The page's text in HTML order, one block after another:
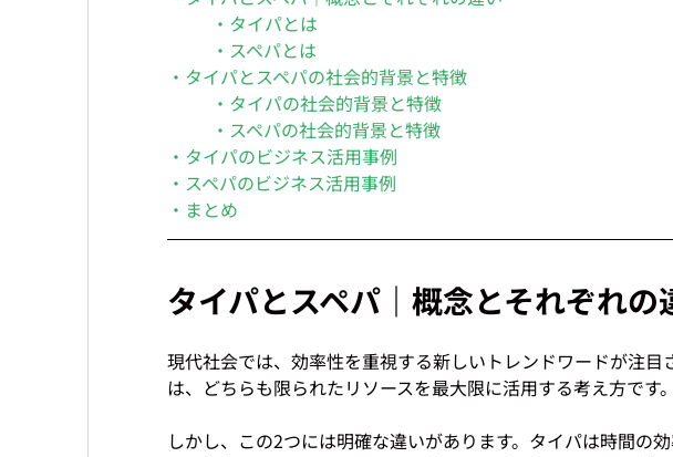
・タイパとは
・スペパとは
・タイパとスペパの社会的背景と特徴
・タイパの社会的背景と特徴
・スペパの社会的背景と特徴
・タイパのビジネス活用事例
・スペパのビジネス活用事例
・まとめ
タイパとスペパ｜概念とそれぞれの
現代社会では、効率性を重視する新しいトレンドワードが注目
は、どちらも限られたリソースを最大限に活用する考え方です。
しかし、この2つには明確な違いがあります。タイパは時間の